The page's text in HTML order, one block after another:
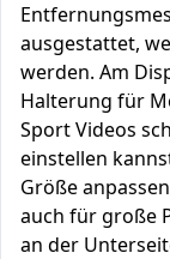
ausgestattet,
werden. Am
Halterung für
Sport Videos
einstellen
Größe
auch für große
an der